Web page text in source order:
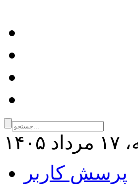
پرسش کاربر